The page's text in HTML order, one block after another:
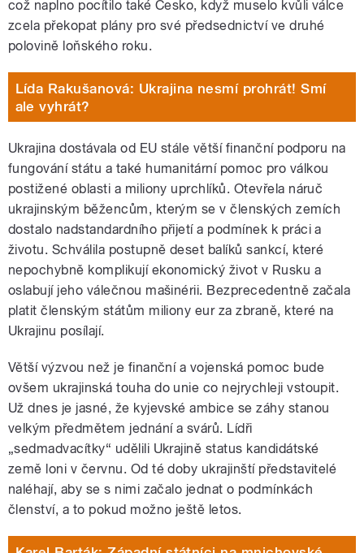
což naplno pocítilo také Česko, když muselo kvůli válce
zcela překopat plány pro své předsednictví ve druhé
polovině loňského roku.
Lída Rakušanová: Ukrajina nesmí prohrát! Smí
ale vyhrát?
Ukrajina dostávala od EU stále větší finanční podporu na
fungování státu a také humanitární pomoc pro válkou
postižené oblasti a miliony uprchlíků. Otevřela náruč
ukrajinským běžencům, kterým se v členských zemích
dostalo nadstandardního přijetí a podmínek k práci a
životu. Schválila postupně deset balíků sankcí, které
nepochybně komplikují ekonomický život v Rusku a
oslabují jeho válečnou mašinérii. Bezprecedentně začala
platit členským státům miliony eur za zbraně, které na
Ukrajinu posílají.
Větší výzvou než je finanční a vojenská pomoc bude
ovšem ukrajinská touha do unie co nejrychleji vstoupit.
Už dnes je jasné, že kyjevské ambice se záhy stanou
velkým předmětem jednání a svárů. Lídři
„sedmadvacítky“ udělili Ukrajině status kandidátské
země loni v červnu. Od té doby ukrajinští představitelé
naléhají, aby se s nimi začalo jednat o podmínkách
členství, a to pokud možno ještě letos.